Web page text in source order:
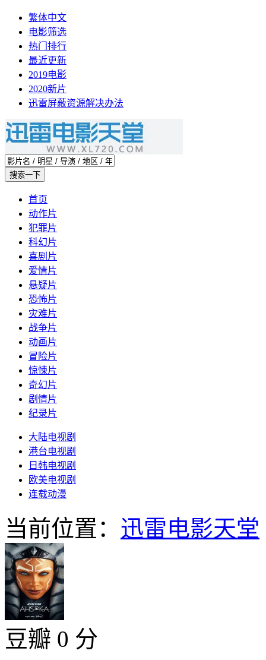
繁体中文
电影筛选
热门排行
最近更新
2019电影
2020新片
迅雷屏蔽资源解决办法
首页
动作片
犯罪片
科幻片
喜剧片
爱情片
悬疑片
恐怖片
灾难片
战争片
动画片
冒险片
惊悚片
奇幻片
剧情片
纪录片
大陆电视剧
港台电视剧
日韩电视剧
欧美电视剧
连载动漫
当前位置： 迅雷电影天堂
豆瓣 0 分